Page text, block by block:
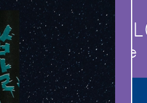
Architettura e